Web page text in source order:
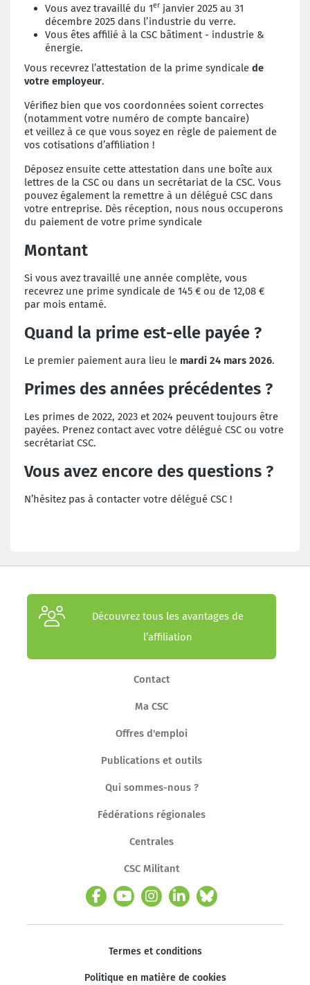
Vous avez travaillé du 1er janvier 2025 au 31
décembre 2025 dans l’industrie du verre.
Vous êtes affilié à la CSC bâtiment - industrie &
énergie.
Vous recevrez l’attestation de la prime syndicale de
votre employeur.
Vérifiez bien que vos coordonnées soient correctes
(notamment votre numéro de compte bancaire)
et veillez à ce que vous soyez en règle de paiement de
vos cotisations d’affiliation !
Déposez ensuite cette attestation dans une boîte aux
lettres de la CSC ou dans un secrétariat de la CSC. Vous
pouvez également la remettre à un délégué CSC dans
votre entreprise. Dès réception, nous nous occuperons
du paiement de votre prime syndicale
Montant
Si vous avez travaillé une année complète, vous
recevrez une prime syndicale de 145 € ou de 12,08 €
par mois entamé.
Quand la prime est-elle payée ?
Le premier paiement aura lieu le mardi 24 mars 2026.
Primes des années précédentes ?
Les primes de 2022, 2023 et 2024 peuvent toujours être
payées. Prenez contact avec votre délégué CSC ou votre
secrétariat CSC.
Vous avez encore des questions ?
N’hésitez pas à contacter votre délégué CSC !
Découvrez tous les avantages de
l’affiliation
Contact
Ma CSC
Offres d'emploi
Publications et outils
Qui sommes-nous ?
Fédérations régionales
Centrales
CSC Militant
Termes et conditions
Politique en matière de cookies